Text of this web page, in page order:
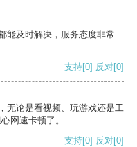
能及时解决，服务态度非常
支持[0] 反对[0]
无论是看视频、玩游戏还是工
网速卡顿了。
支持[0] 反对[0]